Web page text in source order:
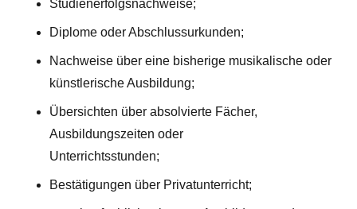
Studienerfolgsnachweise;
Diplome oder Abschlussurkunden;
Nachweise über eine bisherige musikalische oder
künstlerische Ausbildung;
Übersichten über absolvierte Fächer,
Ausbildungszeiten oder
Unterrichtsstunden;
Bestätigungen über Privatunterricht;